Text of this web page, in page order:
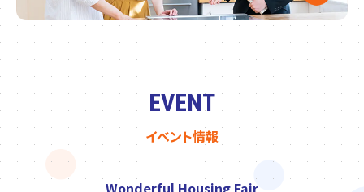
EVENT
イベント情報
Wonderful Housing Fair